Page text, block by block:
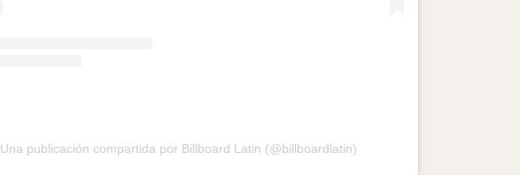
Una publicación compartida por Billboard Latin (@billboardlatin)